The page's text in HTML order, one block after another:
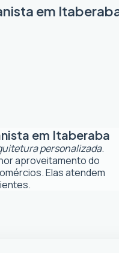
em
em Itaberaba
personalizada.
aproveitamento do
Elas atendem